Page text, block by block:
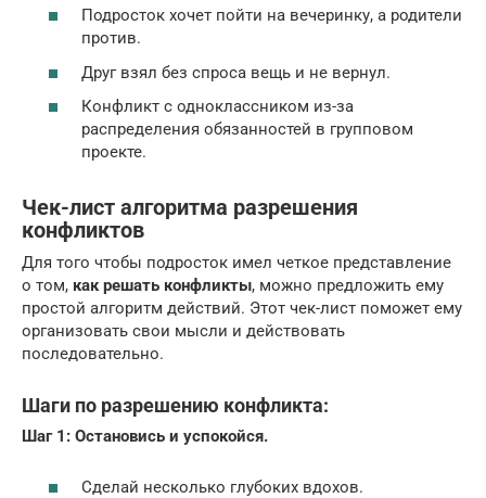
Подросток хочет пойти на вечеринку, а родители
против.
Друг взял без спроса вещь и не вернул.
Конфликт с одноклассником из-за
распределения обязанностей в групповом
проекте.
Чек-лист алгоритма разрешения
конфликтов
Для того чтобы подросток имел четкое представление
о том, как решать конфликты, можно предложить ему
простой алгоритм действий. Этот чек-лист поможет ему
организовать свои мысли и действовать
последовательно.
Шаги по разрешению конфликта:
Шаг 1: Остановись и успокойся.
Сделай несколько глубоких вдохов.